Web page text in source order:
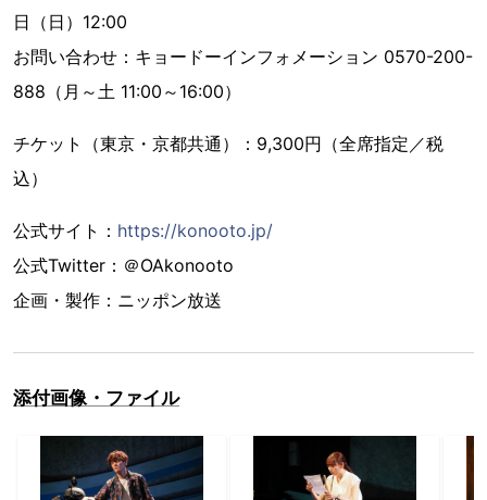
日（日）12:00
お問い合わせ：キョードーインフォメーション 0570-200-
888（月～土 11:00～16:00）
チケット（東京・京都共通）：9,300円（全席指定／税
込）
公式サイト： https://konooto.jp/
公式Twitter：＠OAkonooto
企画・製作：ニッポン放送
添付画像・ファイル